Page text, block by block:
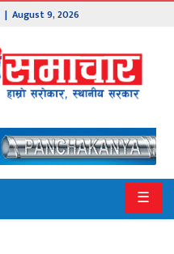
| August 9, 2026
☰